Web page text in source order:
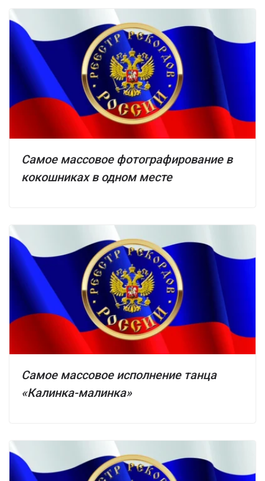
Самое массовое фотографирование в
кокошниках в одном месте
Самое массовое исполнение танца
«Калинка-малинка»